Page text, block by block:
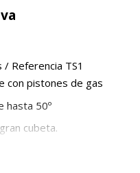
/ Referencia TS1
con pistones de gas
hasta 50º
cubeta.